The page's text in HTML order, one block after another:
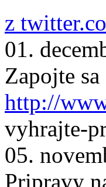
z
01.
Zapojte
http://
vyhrajte-
05.
Pripravy